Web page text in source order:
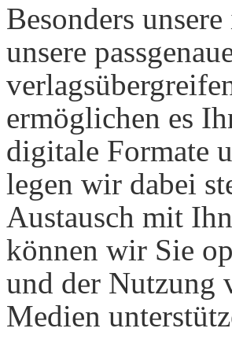
Besonders
unsere
ermöglichen es
digitale Formate
legen wir dabei
Austausch mit
können wir Sie
und der Nutzung
Medien